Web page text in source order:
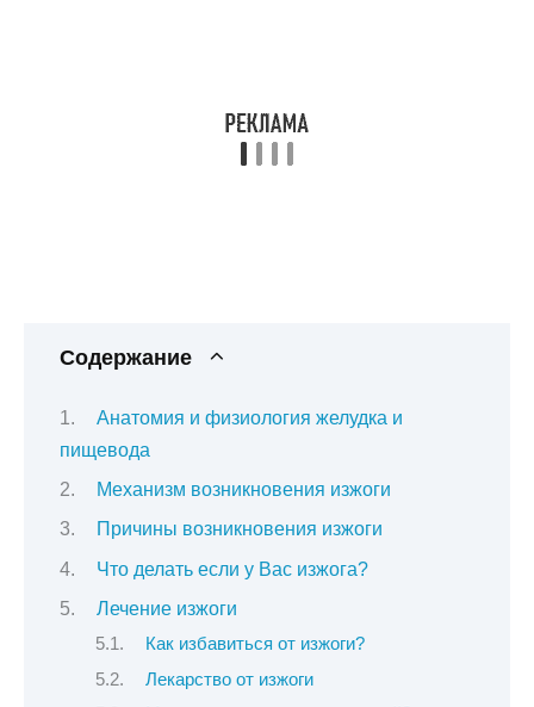
Содержание
Анатомия и физиология желудка и
пищевода
Механизм возникновения изжоги
Причины возникновения изжоги
Что делать если у Вас изжога?
Лечение изжоги
Как избавиться от изжоги?
Лекарство от изжоги